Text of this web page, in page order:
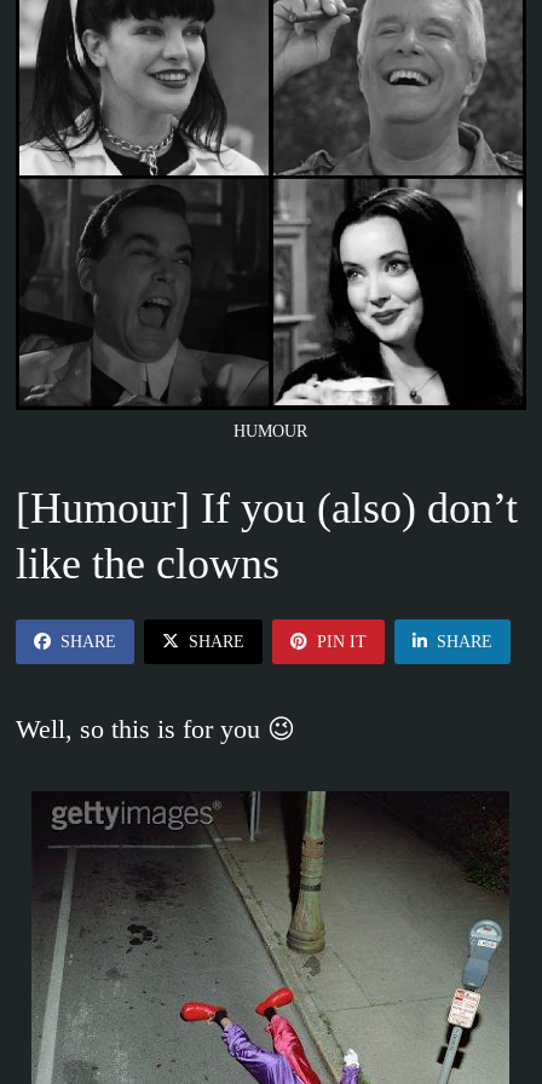
HUMOUR
[Humour] If you (also) don’t
like the clowns
SHARE SHARE PIN IT SHARE
Well, so this is for you 😉